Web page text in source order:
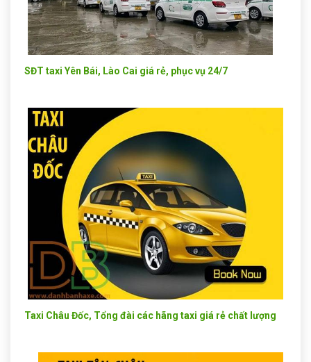
SĐT taxi Yên Bái, Lào Cai giá rẻ, phục vụ 24/7
Taxi Châu Đốc, Tổng đài các hãng taxi giá rẻ chất lượng